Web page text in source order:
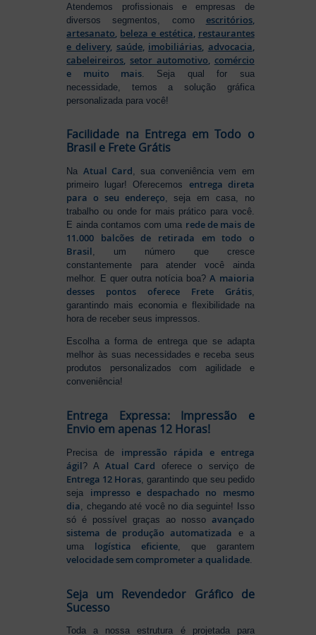
Atendemos profissionais e empresas de
diversos segmentos, como escritórios,
artesanato, beleza e estética, restaurantes
e delivery, saúde, imobiliárias, advocacia,
cabeleireiros, setor automotivo, comércio
e muito mais . Seja qual for sua
necessidade, temos a solução gráfica
personalizada para você!
Facilidade na Entrega em Todo o
Brasil e Frete Grátis
Na Atual Card, sua conveniência vem em
primeiro lugar! Oferecemos entrega direta
para o seu endereço, seja em casa, no
trabalho ou onde for mais prático para você.
E ainda contamos com uma rede de mais de
11.000 balcões de retirada em todo o
Brasil, um número que cresce
constantemente para atender você ainda
melhor. E quer outra notícia boa?A maioria
desses pontos oferece Frete Grátis,
garantindo mais economia e flexibilidade na
hora de receber seus impressos.
Escolha a forma de entrega que se adapta
melhor às suas necessidades e receba seus
produtos personalizados com agilidade e
conveniência!
Entrega Expressa: Impressão e
Envio em apenas 12 Horas!
Precisa de impressão rápida e entrega
ágil? A Atual Card oferece o serviço de
Entrega 12 Horas , garantindo que seu pedido
seja impresso e despachado no mesmo
dia , chegando até você no dia seguinte! Isso
só é possível graças ao nosso avançado
sistema de produção automatizada e a
uma logística eficiente , que garantem
velocidade sem comprometer a qualidade
Seja um Revendedor Gráfico de
Sucesso
Toda a nossa estrutura é projetada para